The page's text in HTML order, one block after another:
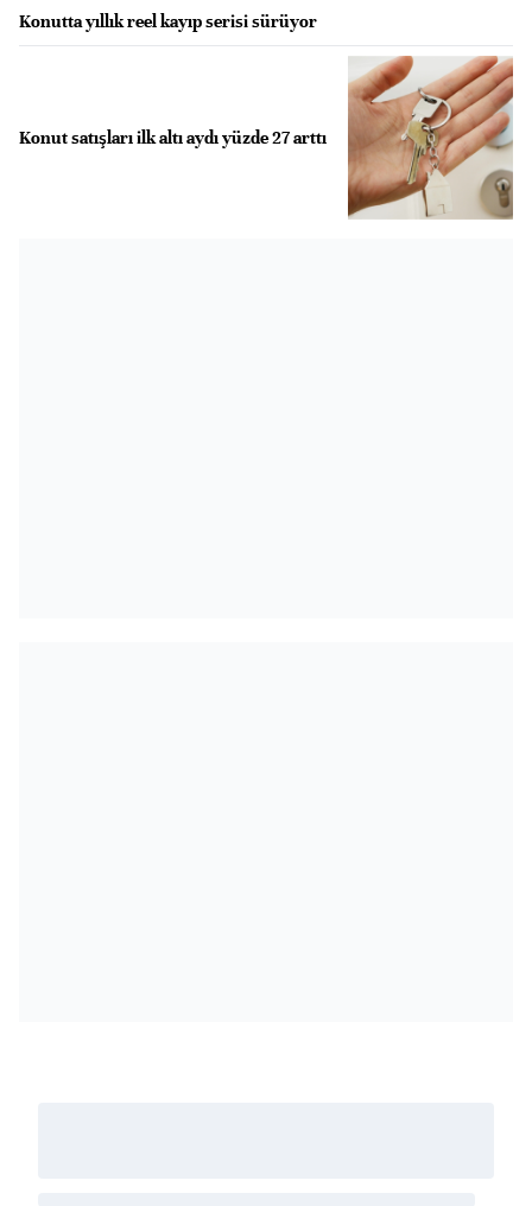
Konutta yıllık reel kayıp serisi sürüyor
Konut satışları ilk altı aydı yüzde 27 arttı